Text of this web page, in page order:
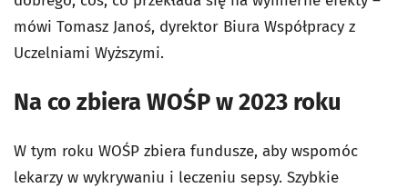
mówi Tomasz Janoś, dyrektor Biura Współpracy z
Uczelniami Wyższymi.
Na co zbiera WOŚP w 2023 roku
W tym roku WOŚP zbiera fundusze, aby wspomóc
lekarzy w wykrywaniu i leczeniu sepsy. Szybkie